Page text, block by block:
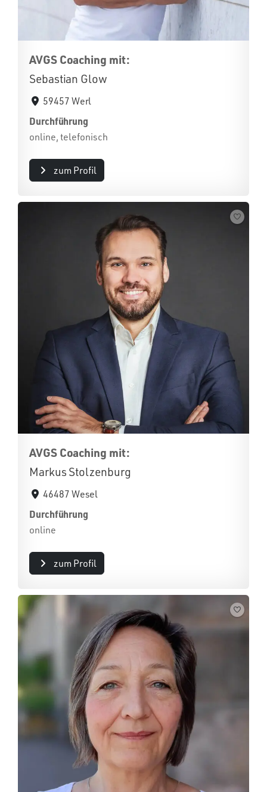
AVGS Coaching mit:
Sebastian Glow
59457 Werl
Durchführung
online, telefonisch
zum Profil
AVGS Coaching mit:
Markus Stolzenburg
46487 Wesel
Durchführung
online
zum Profil